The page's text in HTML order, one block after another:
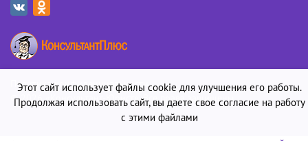
Политика конфиденциальности
© 2026 «Консультант-Юрист». Все права защищены
Этот сайт использует файлы cookie для улучшения его работы.
Продолжая использовать сайт, вы даете свое согласие на работу
с этими файлами